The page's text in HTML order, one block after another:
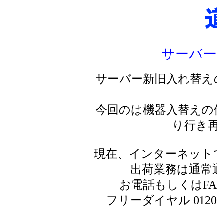
サーバ
サーバー新旧入れ替
今回のは機器入替え
り行き
現在、インターネッ
出荷業務は通
お電話もしくは
フリーダイヤル